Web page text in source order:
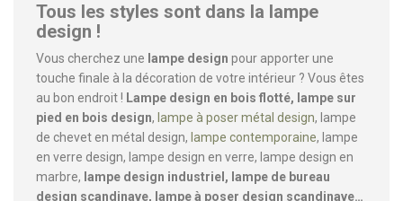
Tous les styles sont dans la lampe
design !
Vous cherchez une lampe design pour apporter une
touche finale à la décoration de votre intérieur ? Vous êtes
au bon endroit ! Lampe design en bois flotté, lampe sur
pied en bois design, lampe à poser métal design, lampe
de chevet en métal design, lampe contemporaine, lampe
en verre design, lampe design en verre, lampe design en
marbre, lampe design industriel, lampe de bureau
design scandinave, lampe à poser design scandinave…